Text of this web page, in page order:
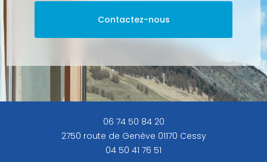
Contactez-nous
06 74 50 84 20
2750 route de Genève 01170 Cessy
04 50 41 76 51